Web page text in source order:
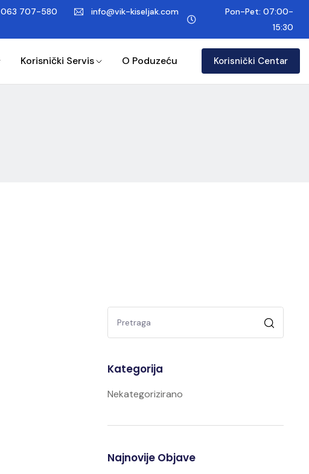
063 707-580 info@vik-kiseljak.com
Pon-Pet: 07:00-
15:30
Korisnički Servis O Poduzeću Korisnički Centar
Kategorija
Nekategorizirano
Najnovije Objave